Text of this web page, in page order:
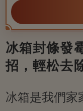
冰箱封條發
招，輕松去
冰箱是我們家